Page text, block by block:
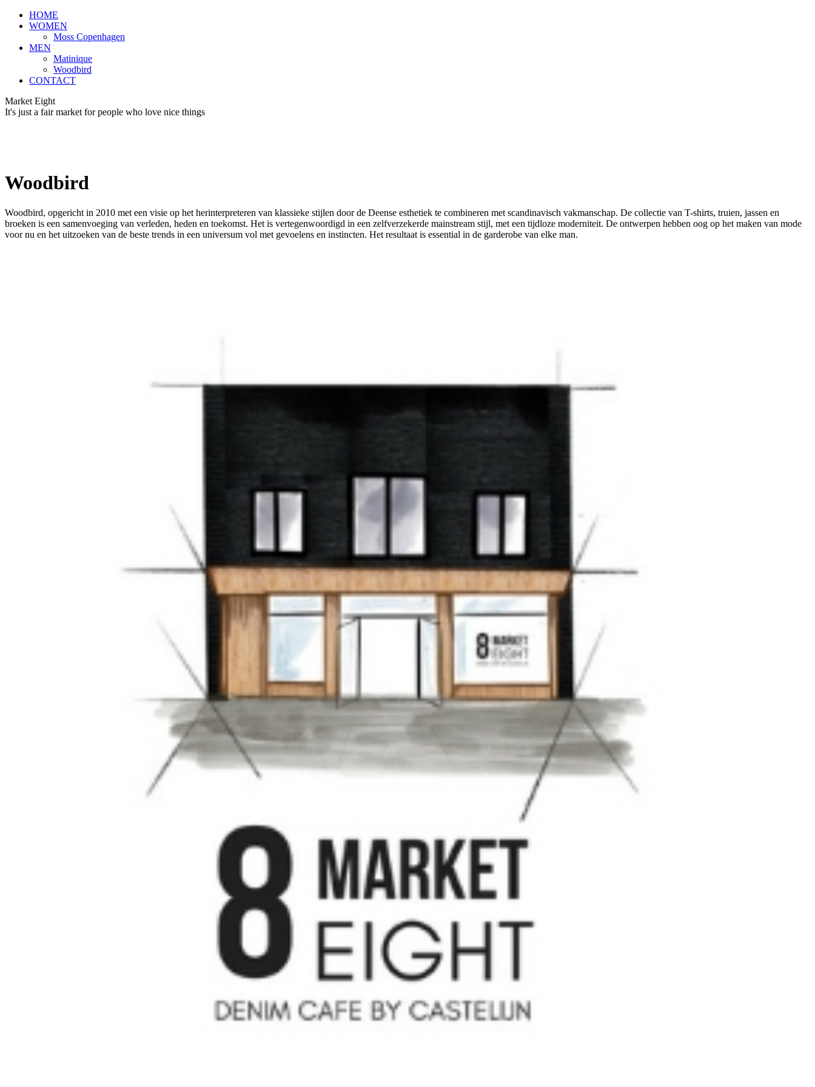
HOME
WOMEN
Moss Copenhagen
MEN
Matinique
Woodbird
CONTACT
Market Eight
It's just a fair market for people who love nice things
Woodbird
Woodbird, opgericht in 2010 met een visie op het herinterpreteren van klassieke stijlen door de Deense esthetiek te combineren met scandinavisch vakmanschap. De collectie van T-shirts, truien, jassen en
broeken is een samenvoeging van verleden, heden en toekomst. Het is vertegenwoordigd in een zelfverzekerde mainstream stijl, met een tijdloze moderniteit. De ontwerpen hebben oog op het maken van mode
voor nu en het uitzoeken van de beste trends in een universum vol met gevoelens en instincten. Het resultaat is essential in de garderobe van elke man.